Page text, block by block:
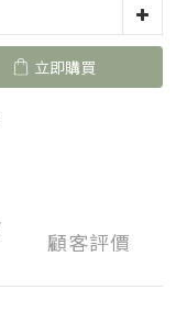
立即購買
顧客評價